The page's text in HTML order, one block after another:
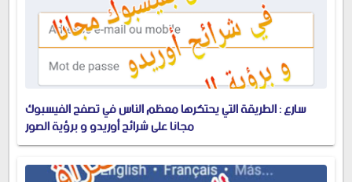
سارع : الطريقة التي يحتكرها معظم الناس في تصفح الفيسبوك
مجانا على شرائح أوريدو و برؤية الصور